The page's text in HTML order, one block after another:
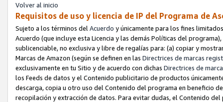
Volver al inicio
Requisitos de uso y licencia de IP del Programa de
Sujeto a los términos del Acuerdo y únicamente para los fines
Acuerdo (que incluye esta Licencia y las demás Políticas del
sublicenciable, no exclusiva y libre de regalías para: (a) copiar y
Marcas de Amazon (según se definen en las Directrices de marcas
exclusivamente en tu Sitio y de acuerdo con dichas Directrices de
los Feeds de datos y el Contenido publicitario de productos
descarga, copia u otro uso del Contenido del programa en beneficio
recopilación y extracción de datos. Para evitar dudas, el Contenido